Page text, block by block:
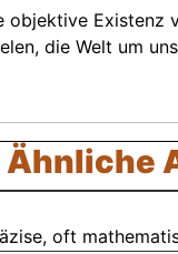
objektive Existenz
die Welt um
Ähnliche
oft